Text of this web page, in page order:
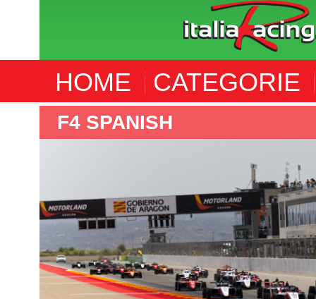
HOME CATEGORIE
F4 SPANISH